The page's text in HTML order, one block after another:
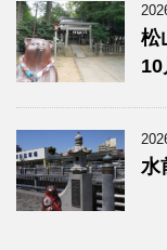
松
10
水